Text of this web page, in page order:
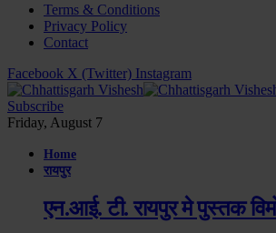
Terms & Conditions
Privacy Policy
Contact
Facebook X (Twitter) Instagram
Subscribe
Friday, August 7
Home
रायपुर
एन.आई. टी. रायपुर मे पुस्तक